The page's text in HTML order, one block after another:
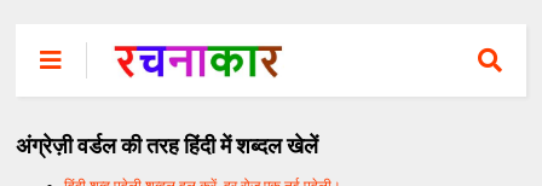
अंग्रेज़ी वर्डल की तरह हिंदी में शब्दल खेलें